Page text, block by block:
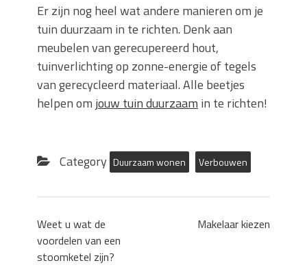
Er zijn nog heel wat andere manieren om je
tuin duurzaam in te richten. Denk aan
meubelen van gerecupereerd hout,
tuinverlichting op zonne-energie of tegels
van gerecycleerd materiaal. Alle beetjes
helpen om jouw tuin duurzaam in te richten!
Category Duurzaam wonen Verbouwen
Weet u wat de
voordelen van een
stoomketel zijn?
Makelaar kiezen